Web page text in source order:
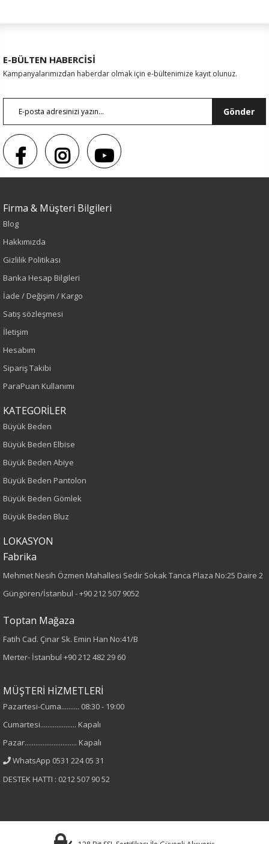
Sezon : YAZLIK
Renk
Lila
Sezon
İlkbahar-Yaz
Yaş Grubu
Kalıp
Büyük Beden
Boy
75
Dokuma
Çizgili
Kumaş
Yaka Tipi
Gömlek Yaka
Kadın
E-BÜLTEN HABERCİSİ
Kampanyalarımızdan haberdar olmak için e-bültenimize kayıt olunuz.
Gönder
Firma & Müşteri Bilgileri
Blog
Hakkımızda
Gizlilik Politikası
Banka Hesap Bilgileri
İade / Değişim / Kargo
Satış sözleşmesi
İletişim
Hesabım
Sipariş Takibi
ParaPuan Kullanımı
KATEGORİLER
Büyük Beden
Büyük Beden Elbise
Büyük Beden Abiye
Büyük Beden Pantolon
Büyük Beden Gömlek
Büyük Beden Bluz
LOKASYON
Fabrika
Mehmet Nesih Özmen Mahallesi Sedir Sokak Tanca Plaza No:25 Daire 2
Güngören/İstanbul -+90 212 507 9052
Toptan Mağaza
Fatih Cad. Çınar Sk. Emin Han No:41/B
Merter- İstanbul +90 212 482 29 60
MÜŞTERİ HİZMETLERİ
Pazartesi-Cuma.......... 08:30 - 19:00
Cumartesi.................... Kapalı
Pazar............................. Kapalı
WhatsApp 0531 224 05 31
DESTEK HATTI : 0212 507 90 52